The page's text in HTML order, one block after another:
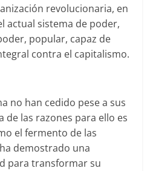
revolucionaria, en
actual sistema de poder,
popular, capaz de
contra el capitalismo.
no han cedido pese a sus
de las razones para ello es
el fermento de las
demostrado una
para transformar su